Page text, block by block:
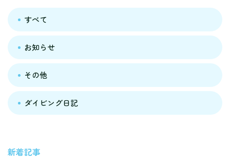
すべて
お知らせ
その他
ダイビング日記
新着記事